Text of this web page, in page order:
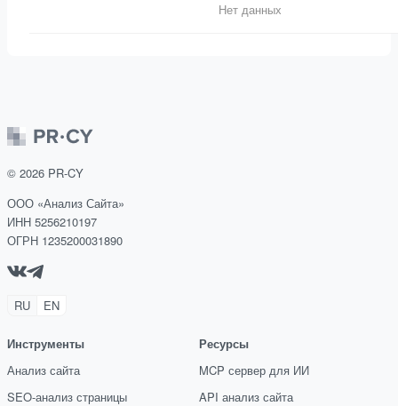
Нет данных
© 2026 PR-CY
ООО «Анализ Сайта»
ИНН 5256210197
ОГРН 1235200031890
RU EN
Инструменты
Анализ сайта
SEO-анализ страницы
Ресурсы
MCP сервер для ИИ
API анализ сайта